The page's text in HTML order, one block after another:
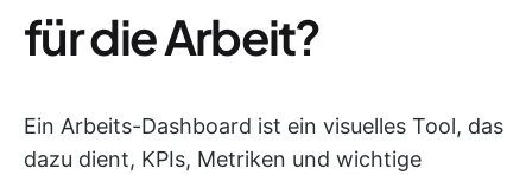
für die Arbeit?
Ein Arbeits-Dashboard ist ein visuelles Tool, das
dazu dient, KPIs, Metriken und wichtige